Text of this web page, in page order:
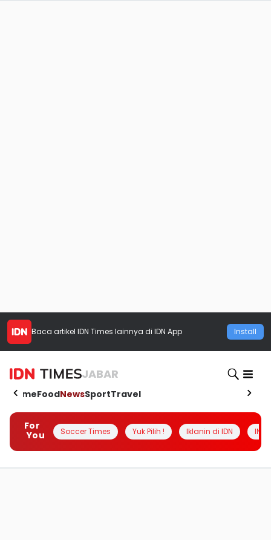
Baca artikel IDN Times lainnya di IDN App Install
JABAR
HomeFoodNewsSportTravel
For
You
Soccer Times Yuk Pilih ! Iklanin di IDN